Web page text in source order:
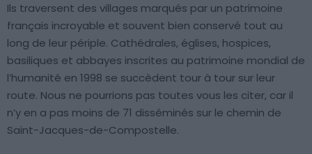
Ils traversent des villages marqués par un patrimoine
français incroyable et souvent bien conservé tout au
long de leur périple. Cathédrales, églises, hospices,
basiliques et abbayes inscrites au patrimoine mondial de
l’humanité en 1998 se succèdent tour à tour sur leur
route. Nous ne pourrions pas toutes vous les citer, car il
n’y en a pas moins de 71 disséminés sur le chemin de
Saint-Jacques-de-Compostelle.